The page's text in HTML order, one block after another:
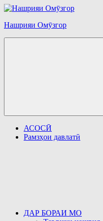
Перейти
содержимому
Нашрияи Омӯзгор
АСОСӢ
Рамзҳои давлатӣ
ДАР БОРАИ МО